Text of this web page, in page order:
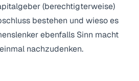
(berechtigterweise)
bestehen und wieso es
ebenfalls Sinn macht
nachzudenken.